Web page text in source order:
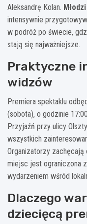
Aleksandrę Kolan.
intensywnie
w podróż po świecie,
stają się najważniejsze.
Praktyczne
widzów
Premiera spektaklu
(sobota), o godzinie
Przyjaźń przy ulicy
wszystkich
Organizatorzy
miejsc jest ograniczona
wydarzeniem wśród
Dlaczego
dziecięcą